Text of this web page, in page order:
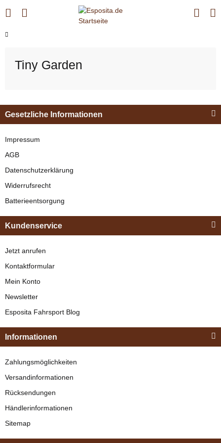
Tiny Garden
Gesetzliche Informationen
Impressum
AGB
Datenschutzerklärung
Widerrufsrecht
Batterieentsorgung
Kundenservice
Jetzt anrufen
Kontaktformular
Mein Konto
Newsletter
Esposita Fahrsport Blog
Informationen
Zahlungsmöglichkeiten
Versandinformationen
Rücksendungen
Händlerinformationen
Sitemap